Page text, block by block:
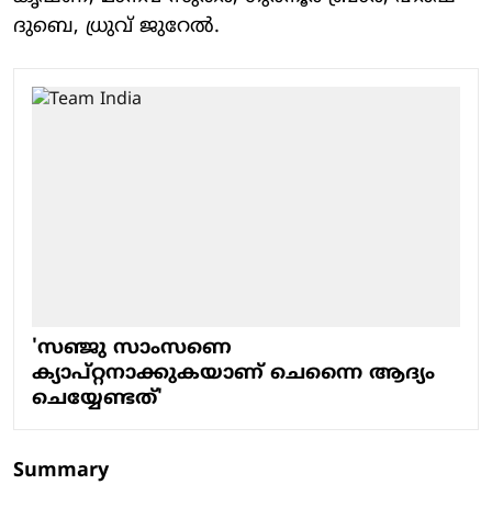
ദുബെ, ധ്രുവ് ജുറേല്‍.
'സഞ്ജു സാംസണെ
ക്യാപ്റ്റനാക്കുകയാണ് ചെന്നൈ ആദ്യം
ചെയ്യേണ്ടത്'
Summary